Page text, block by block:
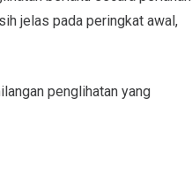
jelas pada peringkat awal,
penglihatan yang